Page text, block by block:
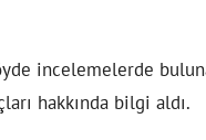
incelemelerde
hakkında bilgi aldı.